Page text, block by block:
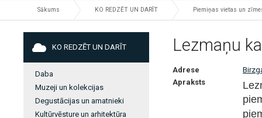
Sākums KO REDZĒT UN DARĪT Piemiņas vietas un
KO REDZĒT UN DARĪT
Daba
Muzeji un kolekcijas
Degustācijas un amatnieki
Kultūrvēsture un arhitektūra
Lezmaņu
Adrese
Apraksts